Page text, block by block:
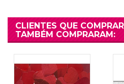
CLIENTES QUE
TAMBÉM COMPRARAM: